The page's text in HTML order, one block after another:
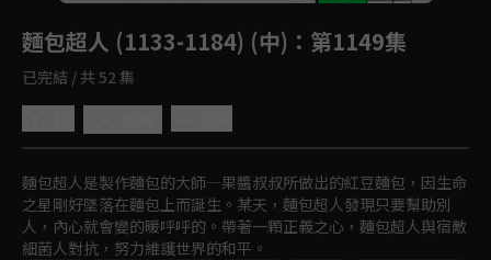
麵包超人 (1133-1184) (中) ：第1149集
已完結 / 共 52 集
麵包超人是製作麵包的大師—果醬叔叔所做出的紅豆麵包，因生命
之星剛好墜落在麵包上而誕生。某天，麵包超人發現只要幫助別
人，內心就會變的暖呼呼的。帶著一顆正義之心，麵包超人與宿敵
細菌人對抗，努力維護世界的和平。